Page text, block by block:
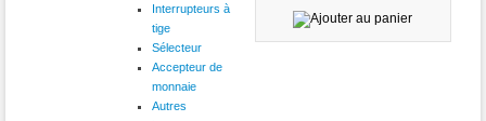
Interrupteurs à
tige
Sélecteur
Accepteur de
monnaie
Autres